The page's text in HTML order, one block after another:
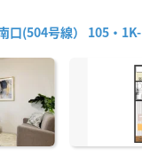
口(504号線） 105・1K-